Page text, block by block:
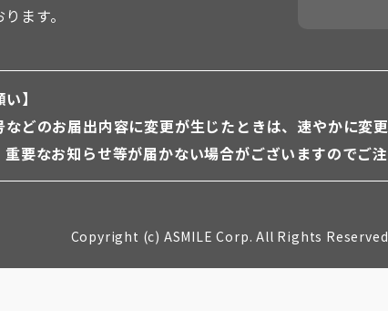
ます。
】
どのお届出内容に変更が生じたときは、速やかに変
要なお知らせ等が届かない場合がございますのでご注
Copyright (c) ASMILE Corp. All Rights